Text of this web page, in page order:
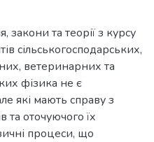
та теорії з курсу
сільськогосподарських,
ветеринарних та
фізика не є
які мають справу з
та оточуючого їх
процеси, що